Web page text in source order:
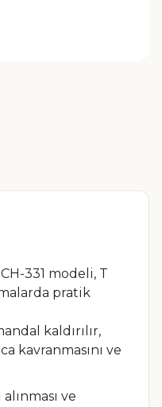
331 modeli, T
pratik
kaldırılır,
kavranmasını ve
ve